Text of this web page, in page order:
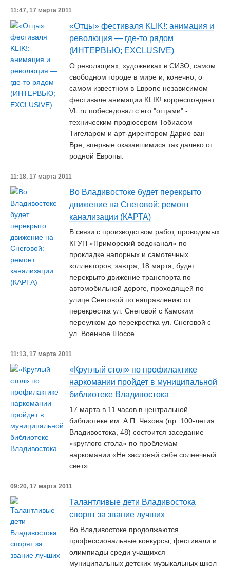
11:47, 17 марта 2011
«Отцы» фестиваля KLIK!: анимация и
революция — где-то рядом
(ИНТЕРВЬЮ; EXCLUSIVE)
О революциях, художниках в СИЗО, самом
свободном городе в мире и, конечно, о
самом известном в Европе независимом
фестивале анимации KLIK! корреспондент
VL.ru побеседовал с его "отцами" -
техническим продюсером Тобиасом
Тигеларом и арт-директором Дарио ван
Вре, впервые оказавшимися так далеко от
родной Европы.
11:18, 17 марта 2011
Во Владивостоке будет перекрыто
движение на Снеговой: ремонт
канализации (КАРТА)
В связи с производством работ, проводимых
КГУП «Приморский водоканал» по
прокладке напорных и самотечных
коллекторов, завтра, 18 марта, будет
перекрыто движение транспорта по
автомобильной дороге, проходящей по
улице Снеговой по направлению от
перекрестка ул. Снеговой с Камским
переулком до перекрестка ул. Снеговой с
ул. Военное Шоссе.
11:13, 17 марта 2011
«Круглый стол» по профилактике
наркомании пройдет в муниципальной
библиотеке Владивостока
17 марта в 11 часов в центральной
библиотеке им. А.П. Чехова (пр. 100-летия
Владивостока, 48) состоится заседание
«круглого стола» по проблемам
наркомании «Не заслоняй себе солнечный
свет».
09:20, 17 марта 2011
Талантливые дети Владивостока
спорят за звание лучших
Во Владивостоке продолжаются
профессиональные конкурсы, фестивали и
олимпиады среди учащихся
муниципальных детских музыкальных школ